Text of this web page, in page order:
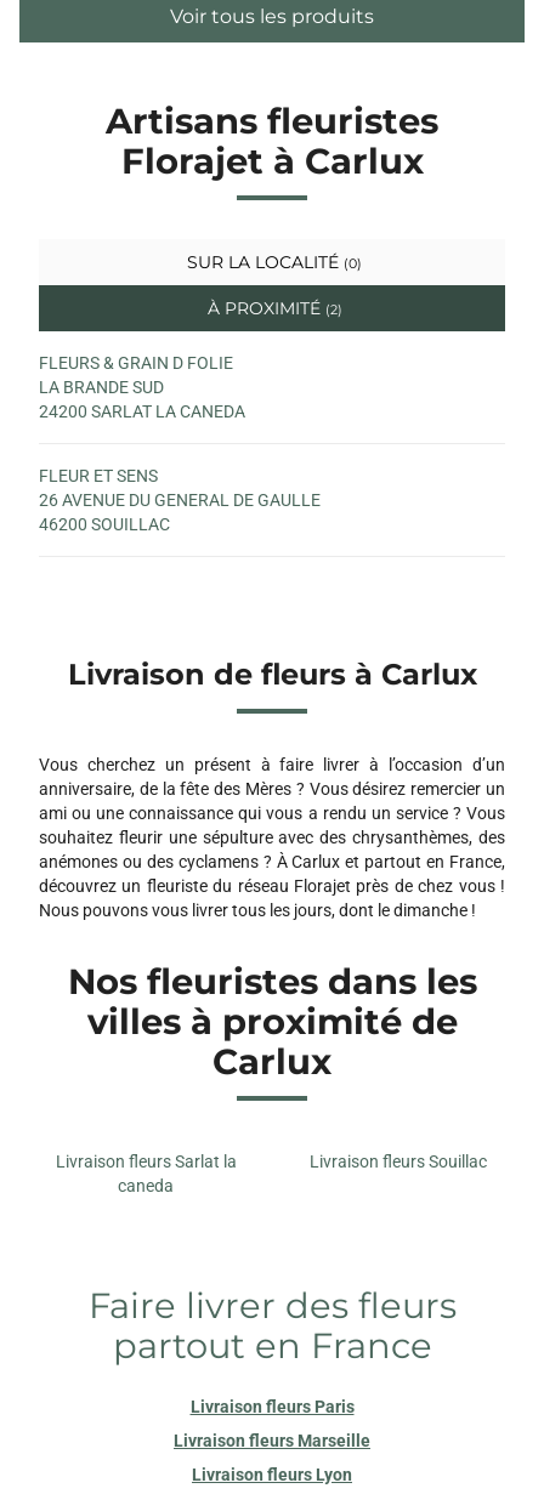
Voir tous les produits
Artisans fleuristes
Florajet à Carlux
SUR LA LOCALITÉ (0)
À PROXIMITÉ (2)
FLEURS & GRAIN D FOLIE
LA BRANDE SUD
24200 SARLAT LA CANEDA
FLEUR ET SENS
26 AVENUE DU GENERAL DE GAULLE
46200 SOUILLAC
Livraison de fleurs à Carlux
Vous cherchez un présent à faire livrer à l’occasion d’un
anniversaire, de la fête des Mères ? Vous désirez remercier un
ami ou une connaissance qui vous a rendu un service ? Vous
souhaitez fleurir une sépulture avec des chrysanthèmes, des
anémones ou des cyclamens ? À Carlux et partout en France,
découvrez un fleuriste du réseau Florajet près de chez vous !
Nous pouvons vous livrer tous les jours, dont le dimanche !
Nos fleuristes dans les
villes à proximité de
Carlux
Livraison fleurs Sarlat la
caneda
Livraison fleurs Souillac
Faire livrer des fleurs
partout en France
Livraison fleurs Paris
Livraison fleurs Marseille
Livraison fleurs Lyon